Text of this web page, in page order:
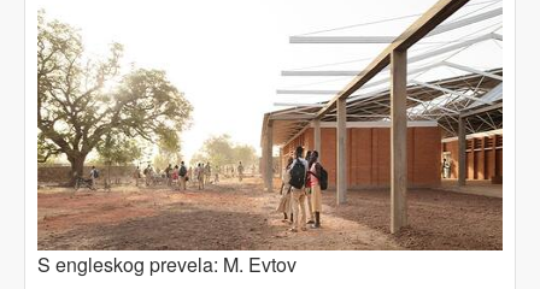
S engleskog prevela: M. Evtov